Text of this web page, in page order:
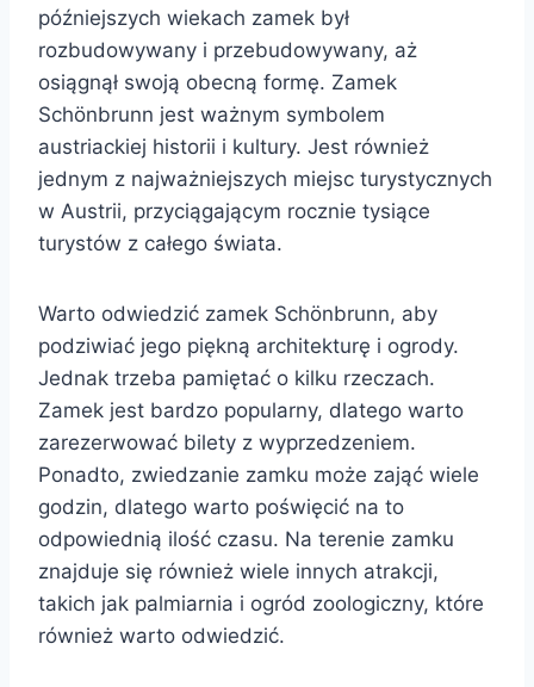
późniejszych wiekach zamek był
rozbudowywany i przebudowywany, aż
osiągnął swoją obecną formę. Zamek
Schönbrunn jest ważnym symbolem
austriackiej historii i kultury. Jest również
jednym z najważniejszych miejsc turystycznych
w Austrii, przyciągającym rocznie tysiące
turystów z całego świata.
Warto odwiedzić zamek Schönbrunn, aby
podziwiać jego piękną architekturę i ogrody.
Jednak trzeba pamiętać o kilku rzeczach.
Zamek jest bardzo popularny, dlatego warto
zarezerwować bilety z wyprzedzeniem.
Ponadto, zwiedzanie zamku może zająć wiele
godzin, dlatego warto poświęcić na to
odpowiednią ilość czasu. Na terenie zamku
znajduje się również wiele innych atrakcji,
takich jak palmiarnia i ogród zoologiczny, które
również warto odwiedzić.